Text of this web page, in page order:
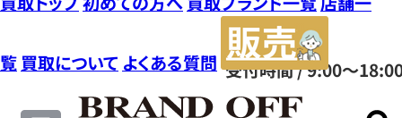
イ
ヤ
ル
0120604117
受付時間 / 9:00～
覧 買取について よくある質問
サ